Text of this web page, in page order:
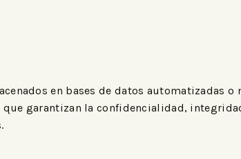
en bases de datos automatizadas
garantizan la confidencialidad,